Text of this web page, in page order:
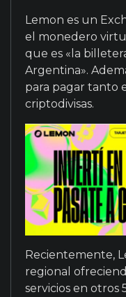
Lemon es un
el monedero
que es «la
Argentina».
para pagar tanto
criptodivisas.
Recientemente,
regional
servicios en otros